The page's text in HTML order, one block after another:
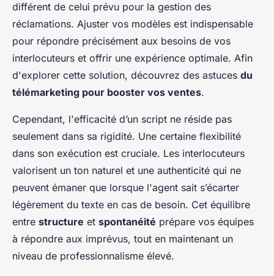
différent de celui prévu pour la gestion des
réclamations. Ajuster vos modèles est indispensable
pour répondre précisément aux besoins de vos
interlocuteurs et offrir une expérience optimale. Afin
d'explorer cette solution, découvrez des astuces du
télémarketing pour booster vos ventes.
Cependant, l'efficacité d’un script ne réside pas
seulement dans sa rigidité. Une certaine flexibilité
dans son exécution est cruciale. Les interlocuteurs
valorisent un ton naturel et une authenticité qui ne
peuvent émaner que lorsque l'agent sait s’écarter
légèrement du texte en cas de besoin. Cet équilibre
entre structure et spontanéité prépare vos équipes
à répondre aux imprévus, tout en maintenant un
niveau de professionnalisme élevé.